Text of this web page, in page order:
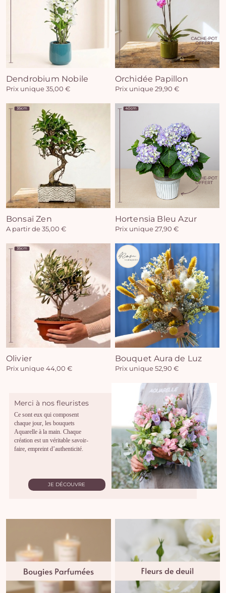
Dendrobium Nobile
Prix unique 35,00 €
Orchidée Papillon
Prix unique 29,90 €
Bonsaï Zen
A partir de 35,00 €
Hortensia Bleu Azur
Prix unique 27,90 €
Olivier
Prix unique 44,00 €
Bouquet Aura de Luz
Prix unique 52,90 €
Merci à nos fleuristes
Ce sont eux qui composent
chaque jour, les bouquets
Aquarelle à la main. Chaque
création est un véritable savoir-
faire, empreint d’authenticité.
JE DÉCOUVRE